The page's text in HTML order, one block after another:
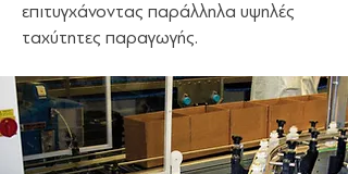
επιτυγχάνοντας παράλληλα υψηλές
ταχύτητες παραγωγής.